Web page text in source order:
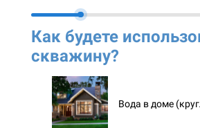
Как будете
скважину?
Вода в доме